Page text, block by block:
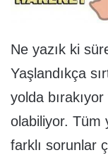
Ne yazık ki
Yaşlandıkça
yolda
olabiliyor. Tüm
farklı sorunlar